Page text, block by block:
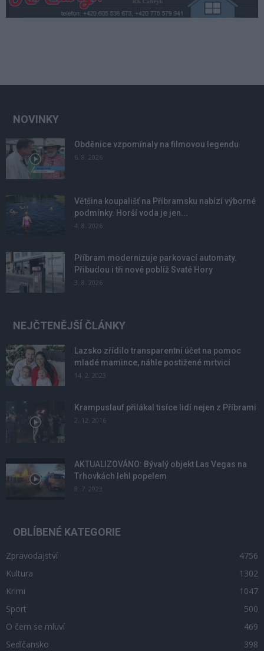
NOVINKY
Obděnice vzpomínaly na filmovou legendu
6. 8. 2026
Většina koupališť na Příbramsku nabízí výborné
podmínky. Horší voda je jen...
4. 8. 2026
Příbram modernizuje parkovací automaty.
Přibudou i tři nové poblíž Svaté Hory
3. 8. 2026
NEJČTENĚJŠÍ ČLÁNKY
Lazsko zřídilo transparentní účet na pomoc
mladé mamince, náhle postižené mrtvicí
14. 2. 2023
Krampuslauf přilákal tisíce lidí nejen z Příbrami
2. 12. 2016
AKTUALIZOVÁNO: Bývalý objekt Las Vegas na
Trhovkách lehl popelem
8. 7. 2023
OBLÍBENÉ KATEGORIE
Zpravodajství
4756
Kultura
1302
Krimi
1047
Sport
500
O čem se mluví
469
Sedlčansko
398